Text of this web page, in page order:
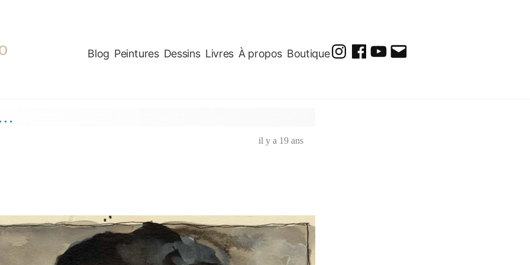
Blog Peintures Dessins Livres À propos Boutique
il y a 19 ans